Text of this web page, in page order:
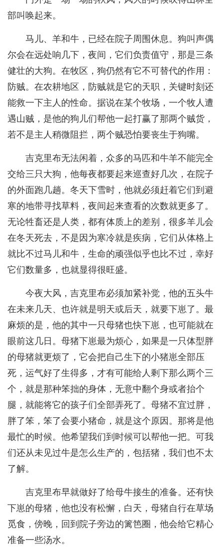
部叫唤起来。
马儿、羊和牛，已经在院子周围休息。狗叫声偶
尔会在远处响几下，夜间，它们负责值守，那是三条
健壮的大狗。在牧区，狗仍然有它不可替代的作用：
防贼。在农耕地区，防贼就是它的天职，关键时刻还
能救一下主人的性命。据说在某个牧场，一个牧人遭
遇山贼，是他的狗儿们帮他一起打赢了那两个贼货，
若不是主人稍微阻拦，两个贼恐怕要丧生于狗嘴。
吉克里布无法闲着，众多的马匹和牛羊不能完全
交给三只大狗，他每夜都要起来巡查好几次，在院子
的外面跑几趟。冬天下雪时，他就必须赶着它们到避
寒的地带寻找草料，夜间起来查看的次数就更多了。
无论牲畜还是人类，都有体质上的差别，很多羊儿会
在冬天死去，不是因为寒冷就是疾病，它们从体格上
就比不过马儿和牛，生命的顽强似乎也比不过，幸好
它们数量多，也就显得很旺盛。
今夜大风，吉克里布必须加紧补觉，他的五头牛
在未来几天、也许就是明天或后天，就要下崽了。最
麻烦的是，他的其中一只母猪也快下崽，也可能就在
眼前这几日。母猪下崽最为烦心，如果是一只体型胖
的母猪就更烦了，它会把自己生下的小猪崽全部压
死，运气好了生得多，才有可能给人剩下那么两个三
个，就是那种笨拙的身体，无意中翻个身或者抬个
腿，就能将它的孩子们全部弄死了。母猪不宜过胖，
胖了笨，笨了会要小猪命，就是这个原因。那将是他
最忙的时候。他希望我们到时候可以帮他一把。可我
们还从未见过牛是怎么生产的，包括猪，我们也不太
了解。
吉克里布早就做好了给母牛接生的准备。还有快
下崽的母猪，他也没有松懈，白天，母猪自行在草场
觅食，傍晚，回到院子旁边的篱笆圈，他会给它精心
准备一些汤水。